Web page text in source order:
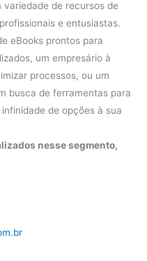
de recursos de
e entusiastas.
eBooks prontos para
um empresário à
processos, ou um
busca de ferramentas para
de opções à sua
nesse segmento,